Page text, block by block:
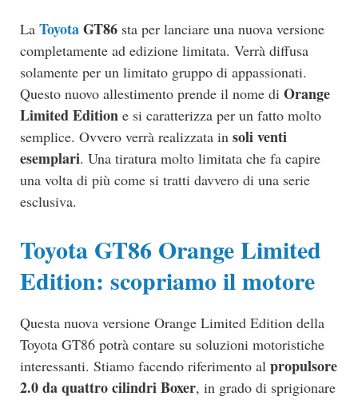
La ToyotaGT86 sta per lanciare una nuova versione
completamente ad edizione limitata. Verrà diffusa
solamente per un limitato gruppo di appassionati.
Questo nuovo allestimento prende il nome di Orange
Limited Edition e si caratterizza per un fatto molto
semplice. Ovvero verrà realizzata in soli venti
esemplari. Una tiratura molto limitata che fa capire
una volta di più come si tratti davvero di una serie
esclusiva.
Toyota GT86 Orange Limited
Edition: scopriamo il motore
Questa nuova versione Orange Limited Edition della
Toyota GT86 potrà contare su soluzioni motoristiche
interessanti. Stiamo facendo riferimento al propulsore
2.0 da quattro cilindri Boxer, in grado di sprigionare